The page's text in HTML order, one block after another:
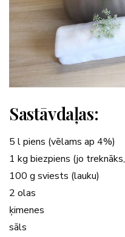
Sastāvdaļas:
5 l piens (vēlams ap 4%)
1 kg biezpiens (jo
100 g sviests (lauku)
2 olas
ķimenes
sāls